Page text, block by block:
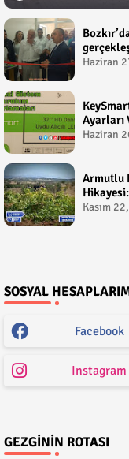
Haziran
Ayarları
Çetin
Haziran
Armutlu
Kasım
SOSYAL
Facebook
Instagram
GEZGININ ROTASI